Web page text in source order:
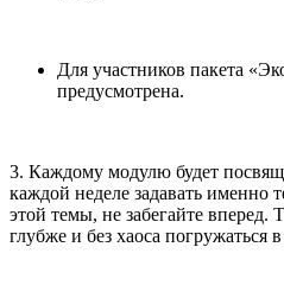
Для участников пакета
предусмотрена.
3. Каждому модулю будет
каждой неделе задавать именно
этой темы, не забегайте
глубже и без хаоса погружаться